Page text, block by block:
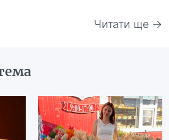
Читати ще →